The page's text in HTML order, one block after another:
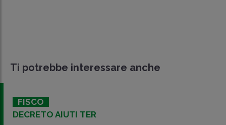
Ti potrebbe interessare anche
FISCO
DECRETO AIUTI TER